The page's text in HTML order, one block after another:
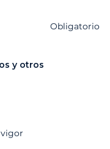
Obligatorio
y otros